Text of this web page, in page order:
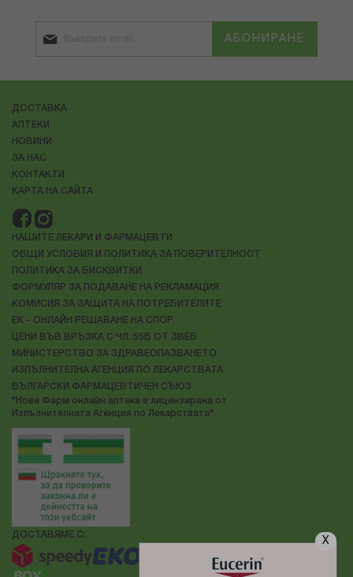
X
АБОНИРАНЕ
ДОСТАВКА
АПТЕКИ
НОВИНИ
ЗА НАС
КОНТАКТИ
КАРТА НА САЙТА
НАШИТЕ ЛЕКАРИ И ФАРМАЦЕВТИ
ОБЩИ УСЛОВИЯ И ПОЛИТИКА ЗА ПОВЕРИТЕЛНОСТ
ПОЛИТИКА ЗА БИСКВИТКИ
ФОРМУЛЯР ЗА ПОДАВАНЕ НА РЕКЛАМАЦИЯ
КОМИСИЯ ЗА ЗАЩИТА НА ПОТРЕБИТЕЛИТЕ
ЕК - ОНЛАЙН РЕШАВАНЕ НА СПОР
ЦЕНИ ВЪВ ВРЪЗКА С ЧЛ. 55Б ОТ ЗВЕБ
МИНИСТЕРСТВО ЗА ЗДРАВЕОПАЗВАНЕТО
ИЗПЪЛНИТЕЛНА АГЕНЦИЯ ПО ЛЕКАРСТВАТА
БЪЛГАРСКИ ФАРМАЦЕВТИЧЕН СЪЮЗ
"Нове Фарм онлайн аптека е лицензирана от
Изпълнителната Агенция по Лекарствата"
ДОСТАВЯМЕ С: